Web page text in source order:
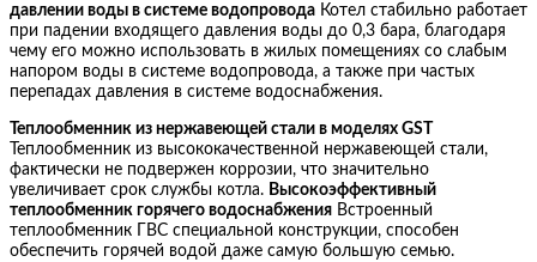
давлении воды в системе водопровода Котел стабильно работает
при падении входящего давления воды до 0,3 бара, благодаря
чему его можно использовать в жилых помещениях со слабым
напором воды в системе водопровода, а также при частых
перепадах давления в системе водоснабжения.
Теплообменник из нержавеющей стали в моделях GST
Теплообменник из высококачественной нержавеющей стали,
фактически не подвержен коррозии, что значительно
увеличивает срок службы котла. Высокоэффективный
теплообменник горячего водоснабжения Встроенный
теплообменник ГВС специальной конструкции, способен
обеспечить горячей водой даже самую большую семью.